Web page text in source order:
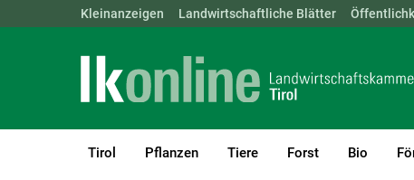
Landwirtschaftskammern: ÖSTERREICH BGLD KTN
Kleinanzeigen Landwirtschaftliche Blätter
Tirol Pflanzen Tiere Forst Bio